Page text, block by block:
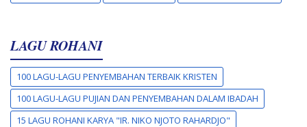
LAGU ROHANI
100 LAGU-LAGU PENYEMBAHAN TERBAIK KRISTEN
100 LAGU-LAGU PUJIAN DAN PENYEMBAHAN DALAM IBADAH
15 LAGU ROHANI KARYA "IR. NIKO NJOTO RAHARDJO"